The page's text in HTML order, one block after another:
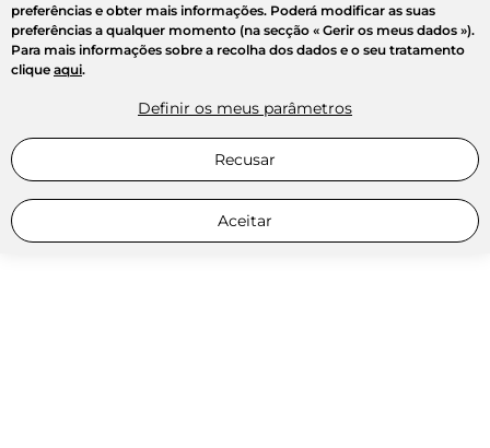
preferências e obter mais informações. Poderá modificar as suas
preferências a qualquer momento (na secção « Gerir os meus dados »).
Para mais informações sobre a recolha dos dados e o seu tratamento
clique aqui.
Definir os meus parâmetros
Recusar
Aceitar